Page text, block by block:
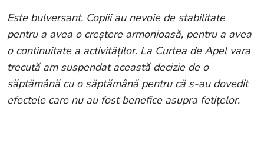
Este bulversant. Copiii au nevoie de stabilitate
pentru a avea o creștere armonioasă, pentru a avea
o continuitate a activităților. La Curtea de Apel vara
trecută am suspendat această decizie de o
săptămână cu o săptămână pentru că s-au dovedit
efectele care nu au fost benefice asupra fetițelor.